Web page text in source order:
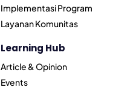
Implementasi Program
Layanan Komunitas
Learning Hub
Article & Opinion
Events